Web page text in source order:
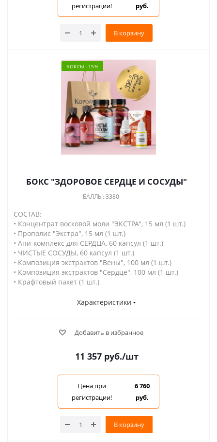
регистрации! руб.
В корзину
БОКСЫ -15%
БОКС "ЗДОРОВОЕ СЕРДЦЕ И СОСУДЫ"
БАЛЛЫ: 3380
СОСТАВ:
• Концентрат восковой моли "ЭКСТРА", 15 мл (1 шт.)
• Прополис "Экстра", 15 мл (1 шт.)
• Апи-комплекс для СЕРДЦА, 60 капсул (1 шт.)
• ЧИСТЫЕ СОСУДЫ, 60 капсул (1 шт.)
• Композиция экстрактов "Вены", 100 мл (1 шт.)
• Композиция экстрактов "Сердце", 100 мл (1 шт.)
• Крафтовый пакет (1 шт.)
Характеристики
Добавить в избранное
11 357 руб./шт
Цена при
регистрации!
6 760
руб.
В корзину